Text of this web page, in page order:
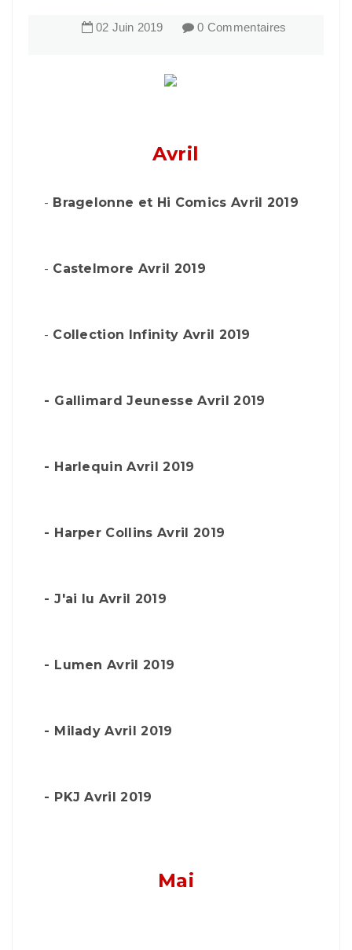
02 Juin 2019 0 Commentaires
Avril
- Bragelonne et Hi Comics Avril 2019
- Castelmore Avril 2019
- Collection Infinity Avril 2019
- Gallimard Jeunesse Avril 2019
- Harlequin Avril 2019
- Harper Collins Avril 2019
-J'ai lu Avril 2019
- Lumen Avril 2019
- Milady Avril 2019
- PKJ Avril 2019
Mai